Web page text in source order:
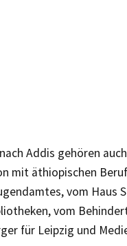
Addis gehören
mit äthiopischen
vom Haus
vom
für Leipzig und